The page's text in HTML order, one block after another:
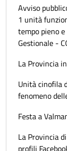
Avviso
1 unità
tempo pieno
Gestionale -
La Provincia
Unità cinofila
fenomeno
Festa a
La Provincia
profili